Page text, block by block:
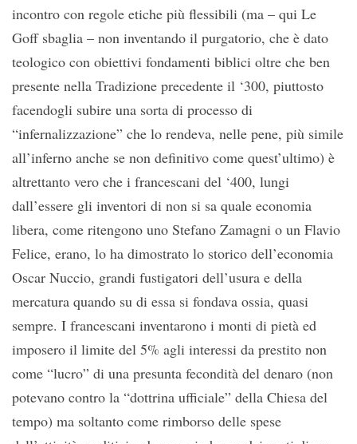
incontro con regole etiche più flessibili (ma – qui Le
Goff sbaglia – non inventando il purgatorio, che è dato
teologico con obiettivi fondamenti biblici oltre che ben
presente nella Tradizione precedente il ‘300, piuttosto
facendogli subire una sorta di processo di
“infernalizzazione” che lo rendeva, nelle pene, più simile
all’inferno anche se non definitivo come quest’ultimo) è
altrettanto vero che i francescani del ‘400, lungi
dall’essere gli inventori di non si sa quale economia
libera, come ritengono uno Stefano Zamagni o un Flavio
Felice, erano, lo ha dimostrato lo storico dell’economia
Oscar Nuccio, grandi fustigatori dell’usura e della
mercatura quando su di essa si fondava ossia, quasi
sempre. I francescani inventarono i monti di pietà ed
imposero il limite del 5% agli interessi da prestito non
come “lucro” di una presunta fecondità del denaro (non
potevano contro la “dottrina ufficiale” della Chiesa del
tempo) ma soltanto come rimborso delle spese